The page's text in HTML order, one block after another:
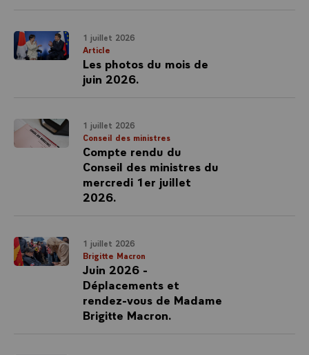
1 juillet 2026
Article
Les photos du mois de
juin 2026.
1 juillet 2026
Conseil des ministres
Compte rendu du
Conseil des ministres du
mercredi 1er juillet
2026.
1 juillet 2026
Brigitte Macron
Juin 2026 -
Déplacements et
rendez-vous de Madame
Brigitte Macron.